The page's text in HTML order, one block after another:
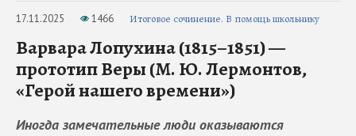
17.11.2025 1466 Итоговое сочинение. В помощь школьнику
Варвара Лопухина (1815–1851) —
прототип Веры (М. Ю. Лермонтов,
«Герой нашего времени»)
Иногда замечательные люди оказываются